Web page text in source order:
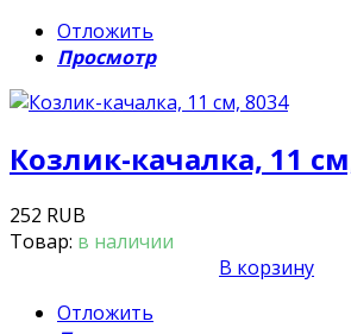
Отложить
Просмотр
Козлик-качалка, 11
252 RUB
Товар: в наличии
В корзину
Отложить